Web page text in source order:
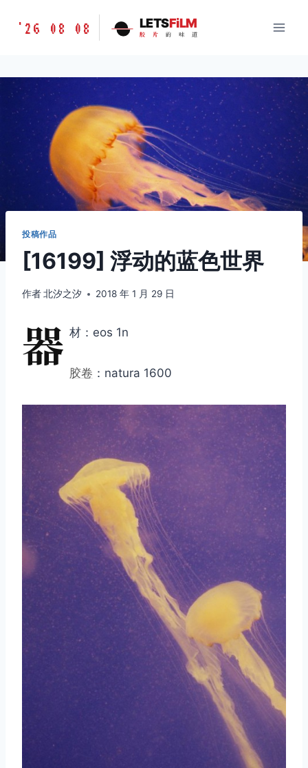
胶
味
道
LETSFILM
'26 08 08 LETSFiLM
胶 片 的 味 道
投稿作品
[16199] 浮动的蓝色世界
作者北汐之汐 2018 年 1 月 29 日
器 材：eos 1n
胶卷 ：natura 1600